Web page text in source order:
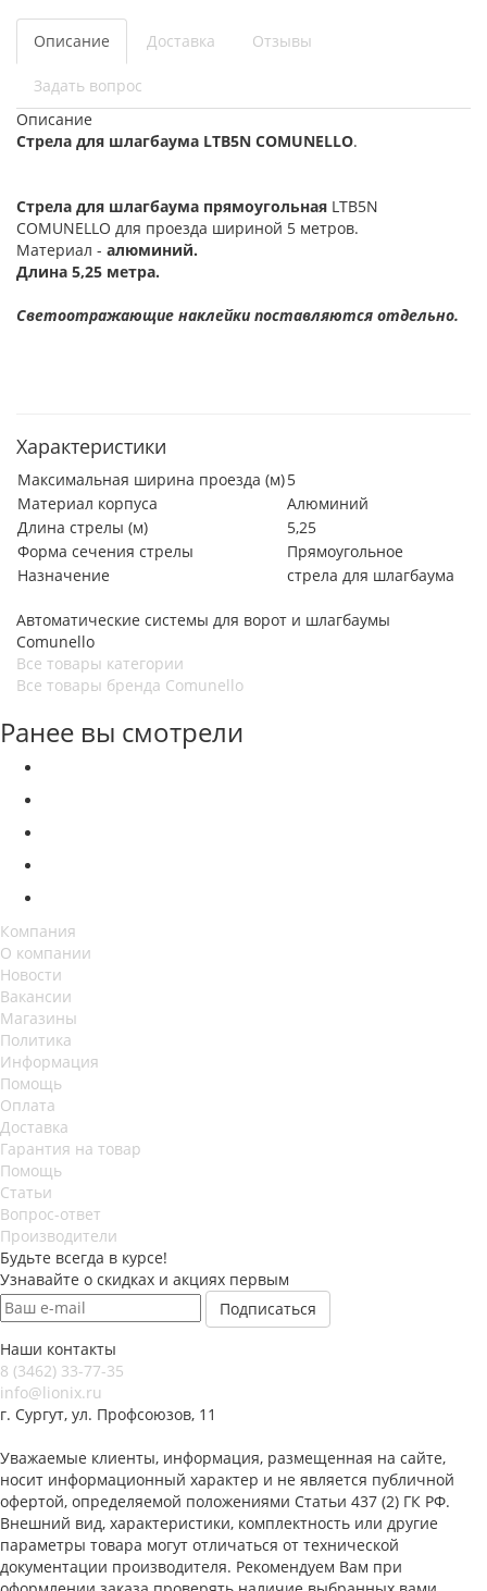
Описание Доставка Отзывы
Задать вопрос
Описание
Стрела для шлагбаума LTB5N COMUNELLO.
Стрела для шлагбаума прямоугольная LTB5N
COMUNELLO для проезда шириной 5 метров.
Материал - алюминий.
Длина 5,25 метра.
Светоотражающие наклейки поставляются отдельно.
Характеристики
Максимальная ширина проезда (м)5
Материал корпуса
Алюминий
Длина стрелы (м)
5,25
Форма сечения стрелы
Прямоугольное
Назначение
стрела для шлагбаума
Автоматические системы для ворот и шлагбаумы
Comunello
Все товары категории
Все товары бренда Comunello
Ранее вы смотрели
Компания
О компании
Новости
Вакансии
Магазины
Политика
Информация
Помощь
Оплата
Доставка
Гарантия на товар
Помощь
Статьи
Вопрос-ответ
Производители
Будьте всегда в курсе!
Узнавайте о скидках и акциях первым
Наши контакты
8 (3462) 33-77-35
info@lionix.ru
г. Сургут, ул. Профсоюзов, 11
Уважаемые клиенты, информация, размещенная на сайте,
носит информационный характер и не является публичной
офертой, определяемой положениями Статьи 437 (2) ГК РФ.
Внешний вид, характеристики, комплектность или другие
параметры товара могут отличаться от технической
документации производителя. Рекомендуем Вам при